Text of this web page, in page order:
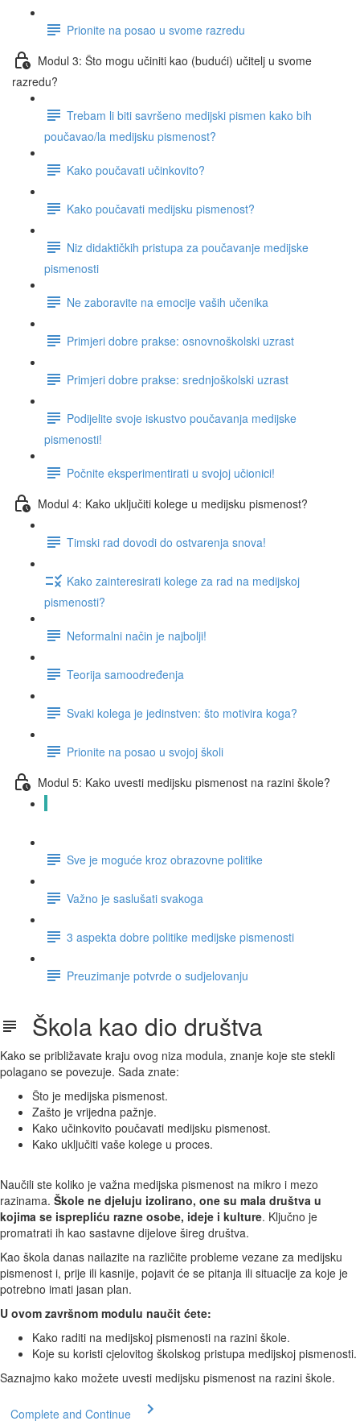
Prionite na posao u svome razredu
Modul 3: Što mogu učiniti kao (budući) učitelj u svome
razredu?
Trebam li biti savršeno medijski pismen kako bih
poučavao/la medijsku pismenost?
Kako poučavati učinkovito?
Kako poučavati medijsku pismenost?
Niz didaktičkih pristupa za poučavanje medijske
pismenosti
Ne zaboravite na emocije vaših učenika
Primjeri dobre prakse: osnovnoškolski uzrast
Primjeri dobre prakse: srednjoškolski uzrast
Podijelite svoje iskustvo poučavanja medijske
pismenosti!
Počnite eksperimentirati u svojoj učionici!
Modul 4: Kako uključiti kolege u medijsku pismenost?
Timski rad dovodi do ostvarenja snova!
Kako zainteresirati kolege za rad na medijskoj
pismenosti?
Neformalni način je najbolji!
Teorija samoodređenja
Svaki kolega je jedinstven: što motivira koga?
Prionite na posao u svojoj školi
Modul 5: Kako uvesti medijsku pismenost na razini škole?
Sve je moguće kroz obrazovne politike
Važno je saslušati svakoga
3 aspekta dobre politike medijske pismenosti
Preuzimanje potvrde o sudjelovanju
Škola kao dio društva
Kako se približavate kraju ovog niza modula, znanje koje ste stekli
polagano se povezuje. Sada znate:
Što je medijska pismenost.
Zašto je vrijedna pažnje.
Kako učinkovito poučavati medijsku pismenost.
Kako uključiti vaše kolege u proces.
Naučili ste koliko je važna medijska pismenost na mikro i mezo
razinama. Škole ne djeluju izolirano, one su mala društva u
kojima se isprepliću razne osobe, ideje i kulture. Ključno je
promatrati ih kao sastavne dijelove šireg društva.
Kao škola danas nailazite na različite probleme vezane za medijsku
pismenost i, prije ili kasnije, pojavit će se pitanja ili situacije za koje je
potrebno imati jasan plan.
U ovom završnom modulu naučit ćete:
Kako raditi na medijskoj pismenosti na razini škole.
Koje su koristi cjelovitog školskog pristupa medijskoj pismenosti.
Saznajmo kako možete uvesti medijsku pismenost na razini škole.
Complete and Continue